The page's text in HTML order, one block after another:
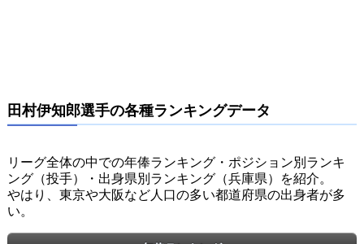
田村伊知郎選手の各種ランキングデータ
リーグ全体の中での年俸ランキング・ポジション別ランキ
ング（投手）・出身県別ランキング（兵庫県）を紹介。
やはり、東京や大阪など人口の多い都道府県の出身者が多
い。